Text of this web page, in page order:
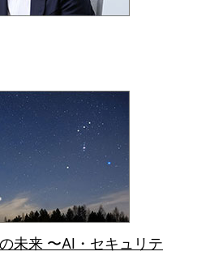
未来 〜AI・セキュリテ